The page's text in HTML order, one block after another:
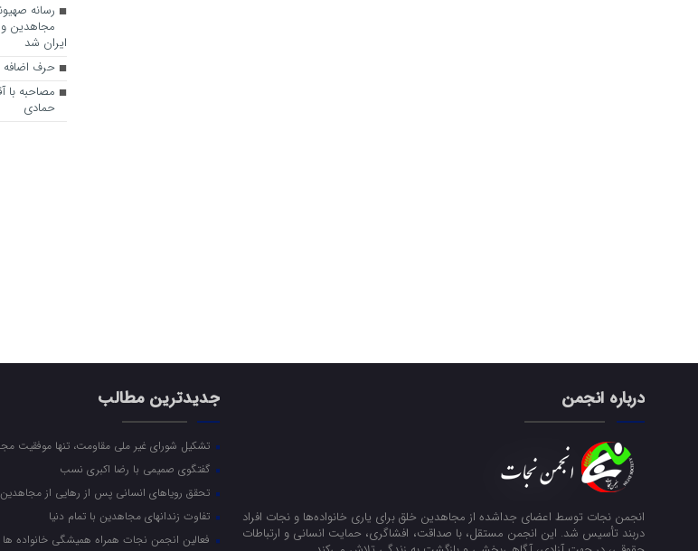
رسانه
مجاهدین و
ایران شد
حرف
مصاحبه
حمادی
درباره انجمن
انجمن نجات توسط اعضای جداشده از مجاهدین خلق برای یاری خانواده‌ها و نجات افراد
دربند تأسیس شد. این انجمن مستقل، با صداقت، افشاگری، حمایت انسانی و ارتباطات
جدیدترین مطالب
تشکیل شورای غیر ملی مقاومت، تنها موفقیت
گفتگوی صمیمی با رضا اکبری نسب
تحقق رویاهای انسانی پس از رهایی از مجاهدین
تفاوت زندانهای مجاهدین با تمام دنیا
فعالین انجمن نجات همراه همیشگی خانواده ها